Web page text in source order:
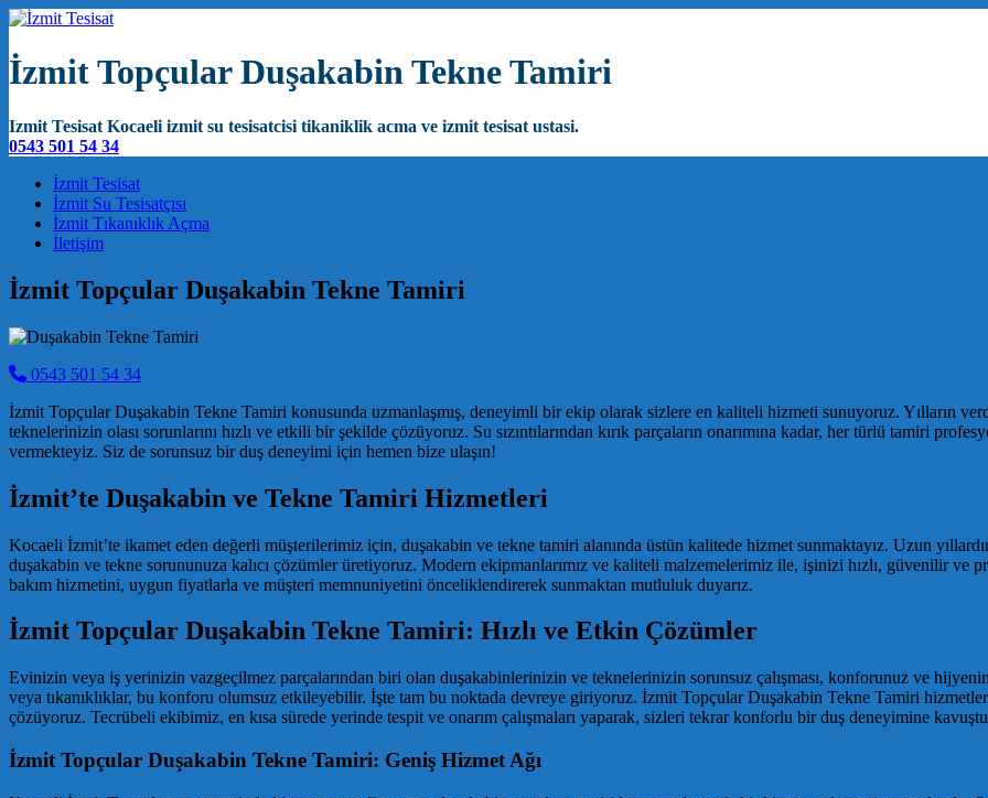
İzmit Topçular Duşakabin Tekne Tamiri
Izmit Tesisat Kocaeli izmit su tesisatcisi tikaniklik acma ve izmit tesisat ustasi.
0543 501 54 34
Main Navigation
İzmit Tesisat
İzmit Su Tesisatçısı
İzmit Tıkanıklık Açma
İletişim
İzmit Topçular Duşakabin Tekne Tamiri
0543 501 54 34
İzmit Topçular Duşakabin Tekne Tamiri konusunda uzmanlaşmış, deneyimli bir ekip olarak sizlere en kaliteli hizmeti sunuyoruz. Yılların
teknelerinizin olası sorunlarını hızlı ve etkili bir şekilde çözüyoruz. Su sızıntılarından kırık parçaların onarımına kadar, her türlü tamiri
vermekteyiz. Siz de sorunsuz bir duş deneyimi için hemen bize ulaşın!
İzmit’te Duşakabin ve Tekne Tamiri Hizmetleri
Kocaeli İzmit’te ikamet eden değerli müşterilerimiz için, duşakabin ve tekne tamiri alanında üstün kalitede hizmet sunmaktayız. Uzun
duşakabin ve tekne sorununuza kalıcı çözümler üretiyoruz. Modern ekipmanlarımız ve kaliteli malzemelerimiz ile, işinizi hızlı, güvenilir ve
bakım hizmetini, uygun fiyatlarla ve müşteri memnuniyetini önceliklendirerek sunmaktan mutluluk duyarız.
İzmit Topçular Duşakabin Tekne Tamiri: Hızlı ve Etkin Çözümler
Evinizin veya iş yerinizin vazgeçilmez parçalarından biri olan duşakabinlerinizin ve teknelerinizin sorunsuz çalışması, konforunuz ve
veya tıkanıklıklar, bu konforu olumsuz etkileyebilir. İşte tam bu noktada devreye giriyoruz. İzmit Topçular Duşakabin Tekne Tamiri
çözüyoruz. Tecrübeli ekibimiz, en kısa sürede yerinde tespit ve onarım çalışmaları yaparak, sizleri tekrar konforlu bir duş deneyimine
İzmit Topçular Duşakabin Tekne Tamiri: Geniş Hizmet Ağı